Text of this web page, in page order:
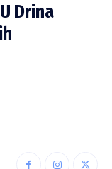
Drina